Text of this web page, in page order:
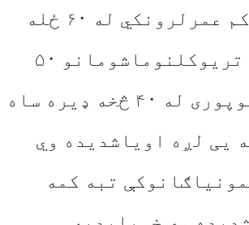
اوستونزمنه ساه اخلي (تردوومیاشتوکم عمرلرونکي له ۶۰ ځله
ډیره ساه اخیستنه په یوه دقیقه کې ، تریوکلنوماشومانو ۵۰
ځله په دقیقه کې اوتر۵ کلنوماشومانوپوری له ۴۰ څخه ډیره ساه
یی لږه اویاشدیده وي
تبه کمه